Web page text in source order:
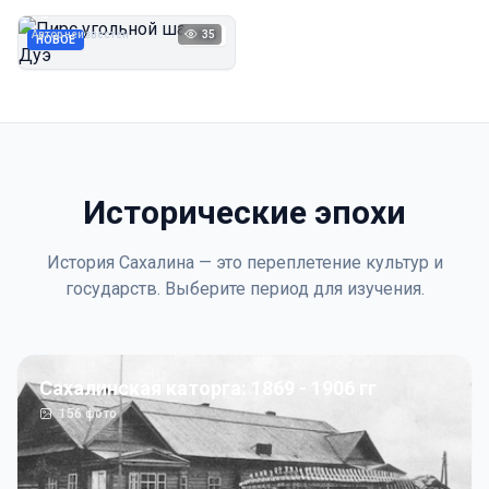
НОВОЕ 1923
Автор неизвестен 35
Исторические эпохи
История Сахалина — это переплетение культур и
государств. Выберите период для изучения.
Сахалинская каторга: 1869 - 1906 гг
156фото